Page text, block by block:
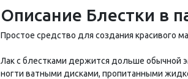
Описание Блестки в
Простое средство для создания красивого
Лак с блестками держится дольше обычной
ногти ватными дисками, пропитанными